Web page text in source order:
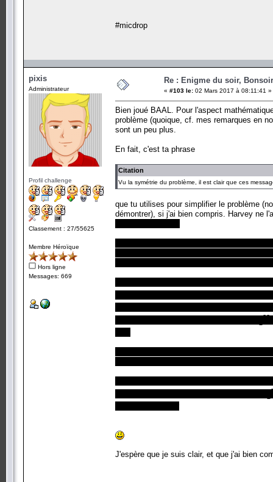
#micdrop
pixis
Administrateur
Profil challenge
Classement : 27/55625
Membre Héroïque
Hors ligne
Messages: 669
Re : Enigme du soir,
« #103 le: 02 Mars 2017 à 08:11:41 »
Bien joué BAAL. Pour l'aspect
problème (quoique, cf. mes remarques en
sont un peu plus.
En fait, c'est ta phrase
Citation
Vu la symétrie du problème, il est clair que ces
que tu utilises pour simplifier le problème
démontrer), si j'ai bien compris. Harvey ne
23
J'espère que je suis clair, et que j'ai bien